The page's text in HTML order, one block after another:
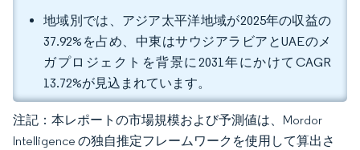
地域別では、アジア太平洋地域が2025年の収益の
37.92%を占め、中東はサウジアラビアとUAEのメ
ガプロジェクトを背景に2031年にかけてCAGR
13.72%が見込まれています。
注記：本レポートの市場規模および予測値は、Mordor
Intelligence の独自推定フレームワークを使用して算出さ